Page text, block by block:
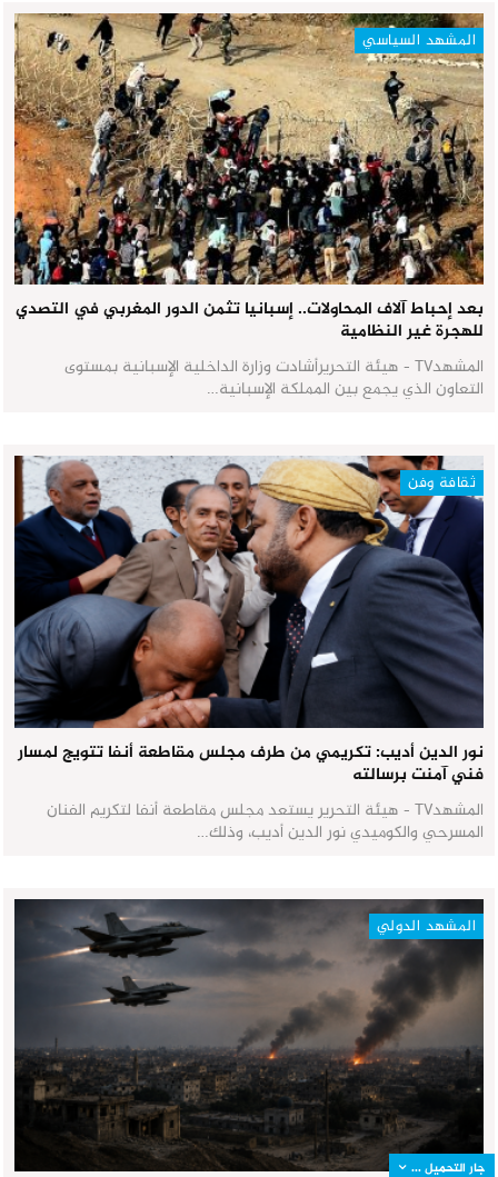
المشهد السياسي
بعد إحباط آلاف المحاولات.. إسبانيا تثمن الدور المغربي في التصدي
للهجرة غير النظامية
المشهدTV - هيئة التحريرأشادت وزارة الداخلية الإسبانية بمستوى
التعاون الذي يجمع بين المملكة الإسبانية…
ثقافة وفن
نور الدين أديب: تكريمي من طرف مجلس مقاطعة أنفا تتويج لمسار
فني آمنت برسالته
المشهدTV - هيئة التحرير يستعد مجلس مقاطعة أنفا لتكريم الفنان
المسرحي والكوميدي نور الدين أديب، وذلك…
المشهد الدولي
جار التحميل ...